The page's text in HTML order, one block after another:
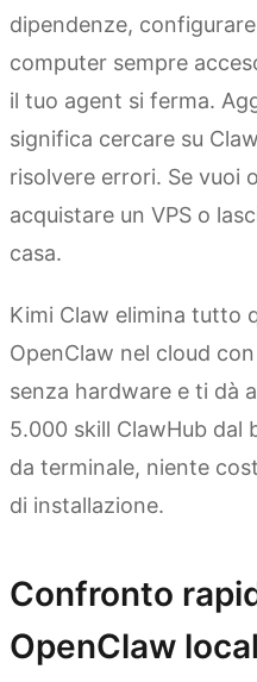
dipendenze,
computer sempre
il tuo agent si ferma.
significa cercare su
risolvere errori. Se vuoi
acquistare un VPS o
casa.
Kimi Claw elimina tutto
OpenClaw nel cloud
senza hardware e ti dà
5.000 skill ClawHub dal
da terminale, niente
di installazione.
Confronto
OpenClaw